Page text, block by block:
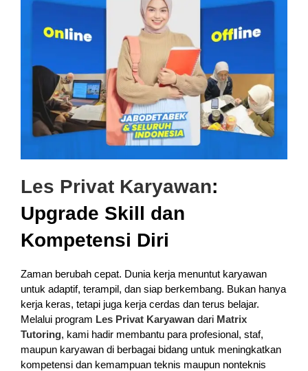
Les Privat Karyawan:
Upgrade Skill dan
Kompetensi Diri
Zaman berubah cepat. Dunia kerja menuntut karyawan
untuk adaptif, terampil, dan siap berkembang. Bukan hanya
kerja keras, tetapi juga kerja cerdas dan terus belajar.
Melalui program Les Privat Karyawandari Matrix
Tutoring, kami hadir membantu para profesional, staf,
maupun karyawan di berbagai bidang untuk meningkatkan
kompetensi dan kemampuan teknis maupun nonteknis